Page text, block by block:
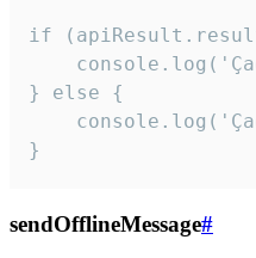
if
} else {
}
sendOfflineMessage#